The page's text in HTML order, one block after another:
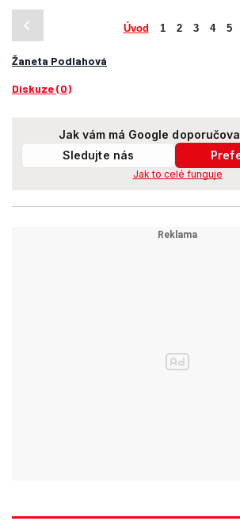
Úvod 1 2 3 4 5
Žaneta Podlahová
Diskuze (0)
Jak vám má Google
Sledujte nás
Jak to celé funguje